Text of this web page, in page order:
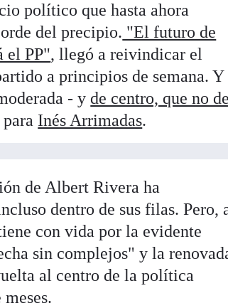
político que hasta ahora
del precipio. "El futuro de
el PP", llegó a reivindicar el
a principios de semana. Y
- yde centro, que no de
Inés Arrimadas.
de Albert Rivera ha
dentro de sus filas. Pero,
con vida por la evidente
sin complejos" y la
al centro de la política